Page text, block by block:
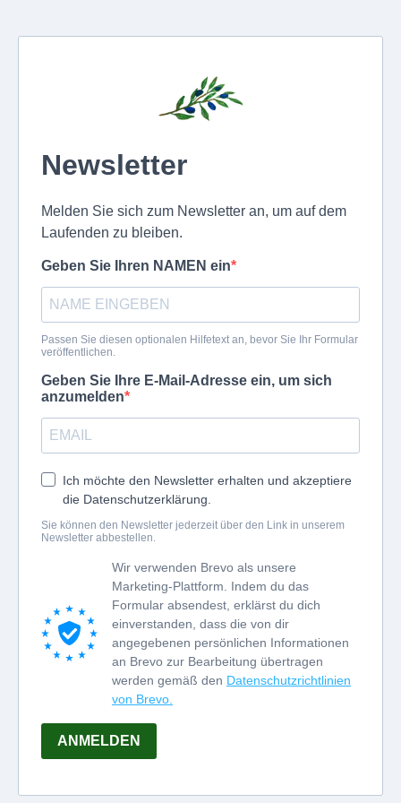
Newsletter
Melden Sie sich zum Newsletter an, um auf dem
Laufenden zu bleiben.
Geben Sie Ihren NAMEN ein
Passen Sie diesen optionalen Hilfetext an, bevor Sie Ihr Formular
veröffentlichen.
Geben Sie Ihre E-Mail-Adresse ein, um sich
anzumelden
Ich möchte den Newsletter erhalten und akzeptiere
die Datenschutzerklärung.
Sie können den Newsletter jederzeit über den Link in unserem
Newsletter abbestellen.
Wir verwenden Brevo als unsere
Marketing-Plattform. Indem du das
Formular absendest, erklärst du dich
einverstanden, dass die von dir
angegebenen persönlichen Informationen
an Brevo zur Bearbeitung übertragen
werden gemäß den Datenschutzrichtlinien
von Brevo.
ANMELDEN